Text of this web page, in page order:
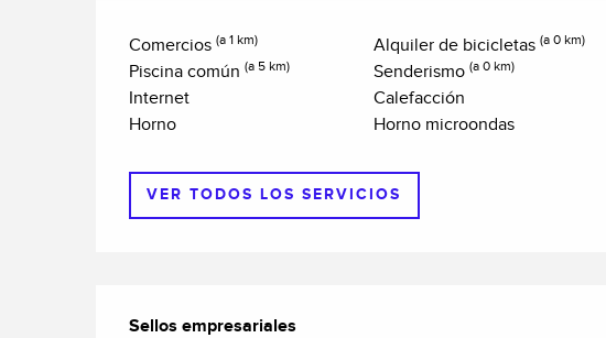
Comercios(a 1 km) Alquiler de bicicletas (a 0 km)
Piscina común(a 5 km) Senderismo (a 0 km)
Internet Calefacción
Horno
Horno microondas
VER TODOS LOS SERVICIOS
Oferta de prestaciones
Sellos empresariales
Sellos empresariales